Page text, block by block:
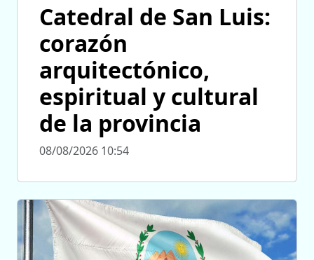
Catedral de San Luis:
corazón
arquitectónico,
espiritual y cultural
de la provincia
08/08/2026 10:54